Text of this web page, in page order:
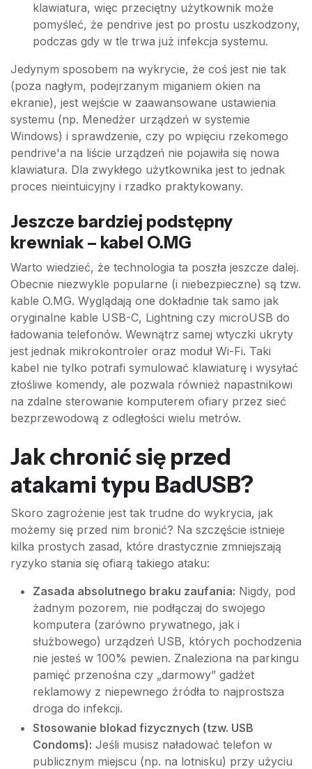
klawiatura, więc przeciętny użytkownik może
pomyśleć, że pendrive jest po prostu uszkodzony,
podczas gdy w tle trwa już infekcja systemu.
Jedynym sposobem na wykrycie, że coś jest nie tak
(poza nagłym, podejrzanym miganiem okien na
ekranie), jest wejście w zaawansowane ustawienia
systemu (np. Menedżer urządzeń w systemie
Windows) i sprawdzenie, czy po wpięciu rzekomego
pendrive'a na liście urządzeń nie pojawiła się nowa
klawiatura. Dla zwykłego użytkownika jest to jednak
proces nieintuicyjny i rzadko praktykowany.
Jeszcze bardziej podstępny
krewniak – kabel O.MG
Warto wiedzieć, że technologia ta poszła jeszcze dalej.
Obecnie niezwykle popularne (i niebezpieczne) są tzw.
kable O.MG. Wyglądają one dokładnie tak samo jak
oryginalne kable USB-C, Lightning czy microUSB do
ładowania telefonów. Wewnątrz samej wtyczki ukryty
jest jednak mikrokontroler oraz moduł Wi-Fi. Taki
kabel nie tylko potrafi symulować klawiaturę i wysyłać
złośliwe komendy, ale pozwala również napastnikowi
na zdalne sterowanie komputerem ofiary przez sieć
bezprzewodową z odległości wielu metrów.
Jak chronić się przed
atakami typu BadUSB?
Skoro zagrożenie jest tak trudne do wykrycia, jak
możemy się przed nim bronić? Na szczęście istnieje
kilka prostych zasad, które drastycznie zmniejszają
ryzyko stania się ofiarą takiego ataku:
Zasada absolutnego braku zaufania: Nigdy, pod
żadnym pozorem, nie podłączaj do swojego
komputera (zarówno prywatnego, jak i
służbowego) urządzeń USB, których pochodzenia
nie jesteś w 100% pewien. Znaleziona na parkingu
pamięć przenośna czy „darmowy” gadżet
reklamowy z niepewnego źródła to najprostsza
droga do infekcji.
Stosowanie blokad fizycznych (tzw. USB
Condoms): Jeśli musisz naładować telefon w
publicznym miejscu (np. na lotnisku) przy użyciu